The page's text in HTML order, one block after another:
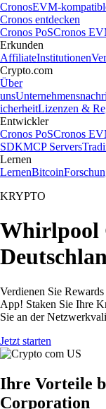
CronosEVM-
Cronos entdecken
Cronos PoSCronos
Erkunden
AffiliateInstitutionen
Crypto.com
Über
uns
icherheitLizenzen &
Entwickler
Cronos PoSCronos
SDKMCP Servers
Lernen
LernenBitcoin
KRYPTO
Whirlpool
Verdienen Sie
App! Staken Sie Ihre
Sie an der
Jetzt starten
Ihre Vorteile
Corporation